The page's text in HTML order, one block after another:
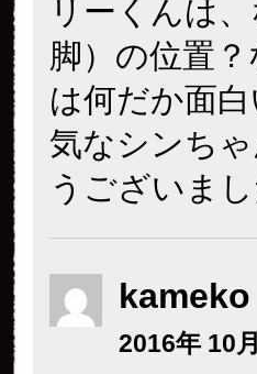
リーくんは
脚）の位置
は何だか面
気なシンち
うございま
kameko
2016年 10